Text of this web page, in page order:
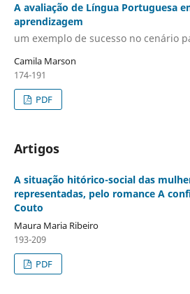
A avaliação de Língua Portuguesa
aprendizagem
um exemplo de sucesso no cenário
Camila Marson
174-191
PDF
Artigos
A situação hitórico-social das
representadas, pelo romance A
Couto
Maura Maria Ribeiro
193-209
PDF